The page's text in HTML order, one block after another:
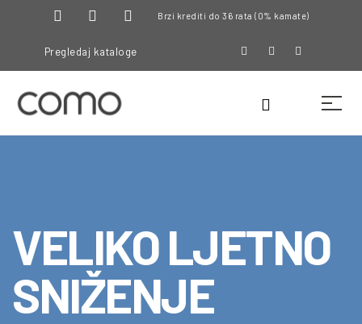
Brzi krediti do 36 rata (0% kamate)
Pregledaj kataloge
VELIKO LJETNO
SNIŽENJE